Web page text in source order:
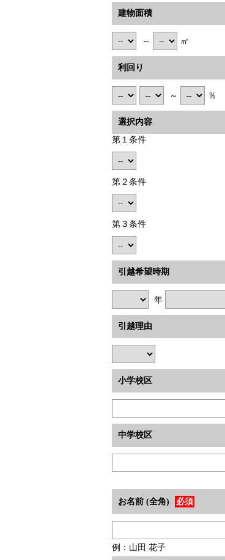
建物面積
～ ㎡
利回り
～ ％
選択内容
第１条件
第２条件
第３条件
引越希望時期
年
引越理由
小学校区
中学校区
お名前 (全角) 必須
例：山田 花子